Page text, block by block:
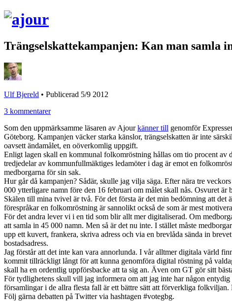
Trängselskattekampanjen: Kan man samla
Ulf Bjereld • Publicerad 5/9 2012
3 kommentarer
Som den uppmärksamme läsaren av Ajourkänner till genomför
Göteborg. Kampanjen väcker starka känslor, trängselskatten är inte
oavsett ändamålet, en oöverkomlig uppgift.
Enligt lagen skall en kommunal folkomröstning hållas om tio procent av
tredjedelar av kommunfullmäktiges ledamöter i dag är emot en
medborgarna för sin sak.
Hur går då kampanjen? Sådär, skulle jag vilja säga. Efter nära tre
000 ytterligare namn före den 16 februari om målet skall nås. Osvuret
Skälen till mina tvivel är två. För det första är det min bedömning att det
förespråkar en folkomröstning är sannolikt också de som är mest
För det andra lever vi i en tid som blir allt mer digitaliserad. Om
att samla in 45 000 namn. Men så är det nu inte. I stället måste
upp ett kuvert, frankera, skriva adress och via en brevlåda sända in
bostadsadress.
Jag förstår att det inte kan vara annorlunda. I vår alltmer digitala värld
kommit tillräckligt långt för att kunna genomföra digital röstning på
skall ha en ordentlig uppförsbacke att ta sig an. Även om GT gör sitt
För tydlighetens skull vill jag informera om att jag inte har någon
församlingar i de allra flesta fall är ett bättre sätt att förverkliga
Följ gärna debatten på Twitter via hashtagen #votegbg.